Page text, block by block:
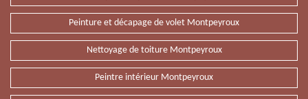
Peinture et décapage de volet Montpeyroux
Nettoyage de toiture Montpeyroux
Peintre intérieur Montpeyroux